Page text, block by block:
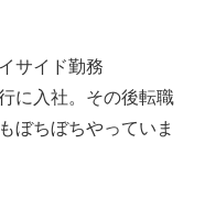
サイド勤務
に入社。その後転職
ぼちぼちやっていま